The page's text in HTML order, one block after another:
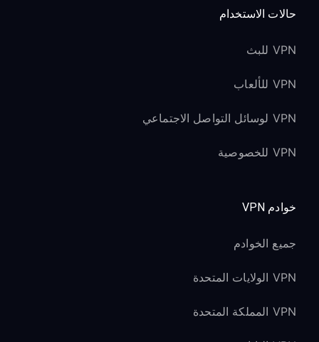
حالات الاستخدام
VPN للبث
VPN للألعاب
VPN لوسائل التواصل الاجتماعي
VPN للخصوصية
خوادم VPN
جميع الخوادم
VPN الولايات المتحدة
VPN المملكة المتحدة